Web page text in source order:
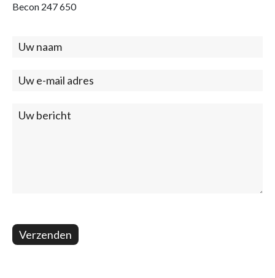
Becon 247 650
Contact
Verzenden